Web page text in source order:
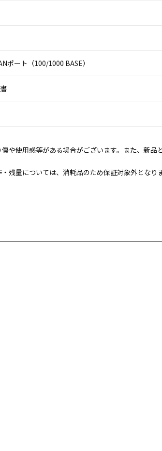
ポート（100/1000 BASE）
や使用感等がある場合がございます。また、新
残量については、消耗品のため保証対象外となりま